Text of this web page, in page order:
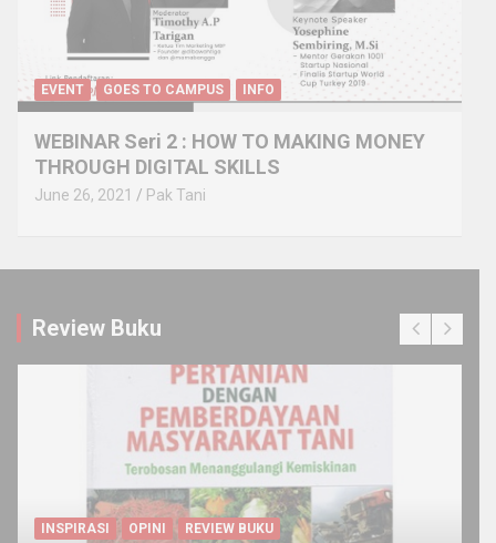
EVENT GOES TO CAMPUS INFO
WEBINAR Seri 2 : HOW TO MAKING MONEY
THROUGH DIGITAL SKILLS
June 26, 2021 Pak Tani
Review Buku
INSPIRASI OPINI REVIEW BUKU